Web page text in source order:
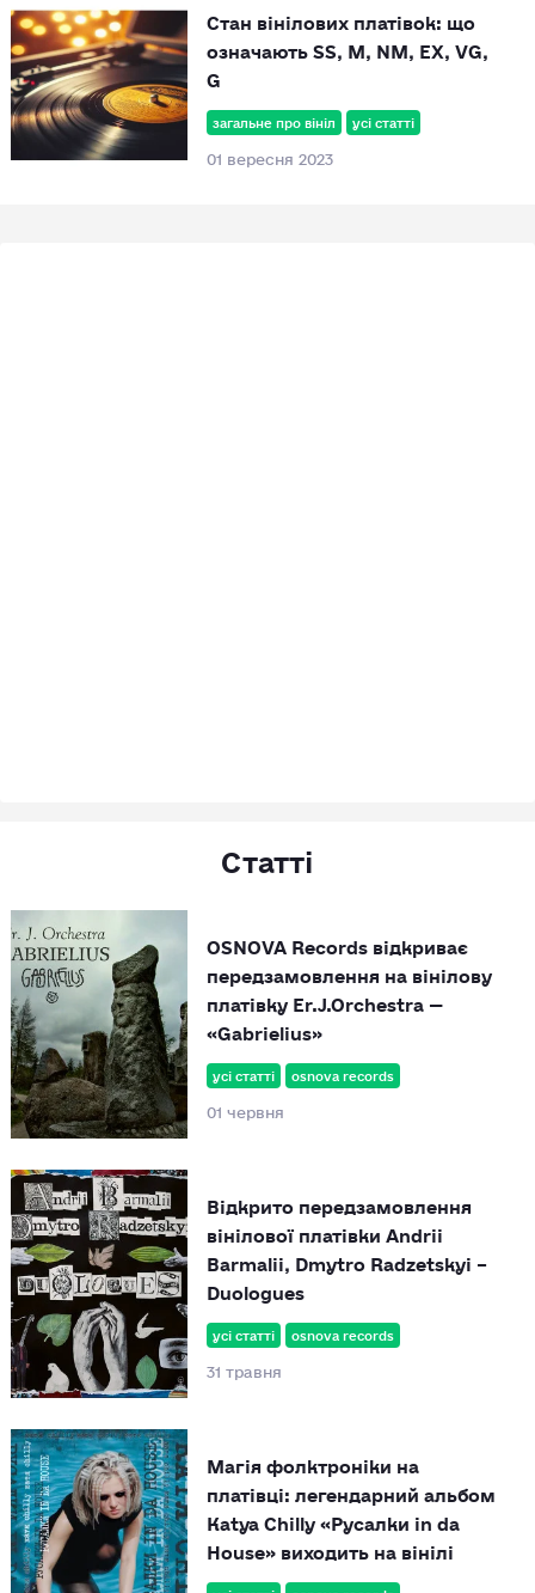
загальне про вініл усі статті
01 вересня 2023
Стан вінілових платівок: що
означають SS, M, NM, EX, VG,
G
Статті
усі статті osnova records
01 червня
OSNOVA Records відкриває
передзамовлення на вінілову
платівку Er.J.Orchestra —
«Gabrielius»
усі статті osnova records
31 травня
Відкрито передзамовлення
вінілової платівки Andrii
Barmalii, Dmytro Radzetskyi –
Duologues
Магія фолктроніки на
платівці: легендарний альбом
Katya Chilly «Русалки in da
House» виходить на вінілі